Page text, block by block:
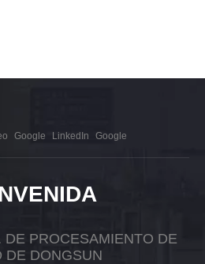
Google LinkedIn Google
DE PROCESAMIENTO DE
DE DONGSUN